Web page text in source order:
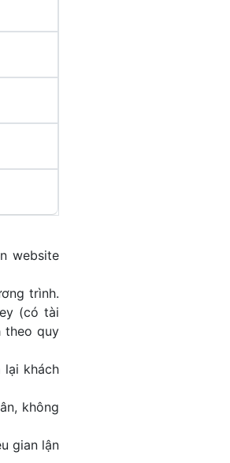
website
trình.
(có tài
theo quy
khách
không
gian lận